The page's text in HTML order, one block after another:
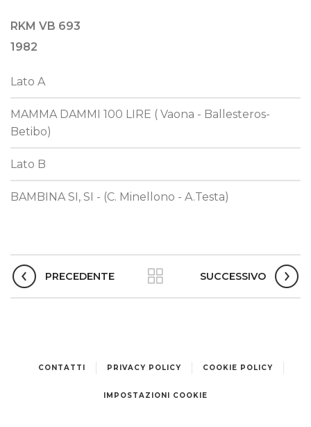
RKM VB 693
1982
Lato A
MAMMA DAMMI 100 LIRE ( Vaona - Ballesteros-
Betibo)
Lato B
BAMBINA SI, SI - (C. Minellono - A.Testa)
PRECEDENTE SUCCESSIVO
CONTATTI PRIVACY POLICY COOKIE POLICY
IMPOSTAZIONI COOKIE